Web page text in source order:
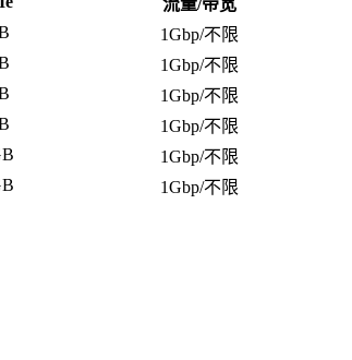
1Gbp/不限
1Gbp/不限
1Gbp/不限
1Gbp/不限
1Gbp/不限
1Gbp/不限